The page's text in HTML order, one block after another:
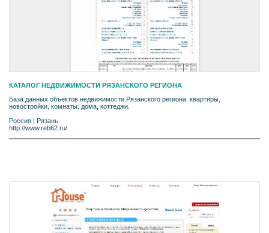
КАТАЛОГ НЕДВИЖИМОСТИ РЯЗАНСКОГО РЕГИОНА
База данных объектов недвижимости Рязанского региона: квартиры,
новостройки, комнаты, дома, коттеджи.
Россия | Рязань
http://www.reb62.ru/